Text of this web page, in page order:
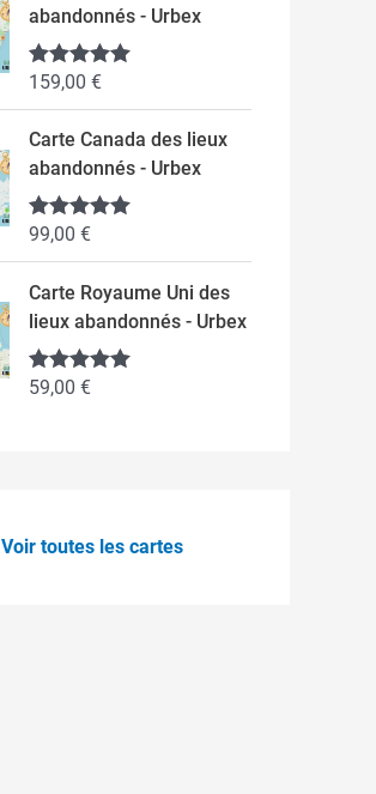
abandonnés - Urbex
Note5.00
159,00 €
Carte Canada des lieux
abandonnés - Urbex
Note5.00
99,00 €
Carte Royaume Uni des
lieux abandonnés - Urbex
Note5.00
59,00 €
Voir toutes les cartes